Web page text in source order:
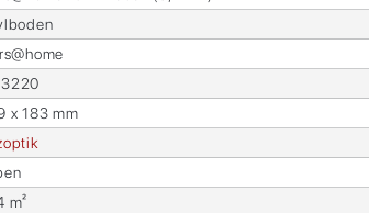
3220
x 183 mm
m²